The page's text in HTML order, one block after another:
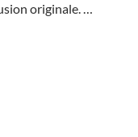
originale. …